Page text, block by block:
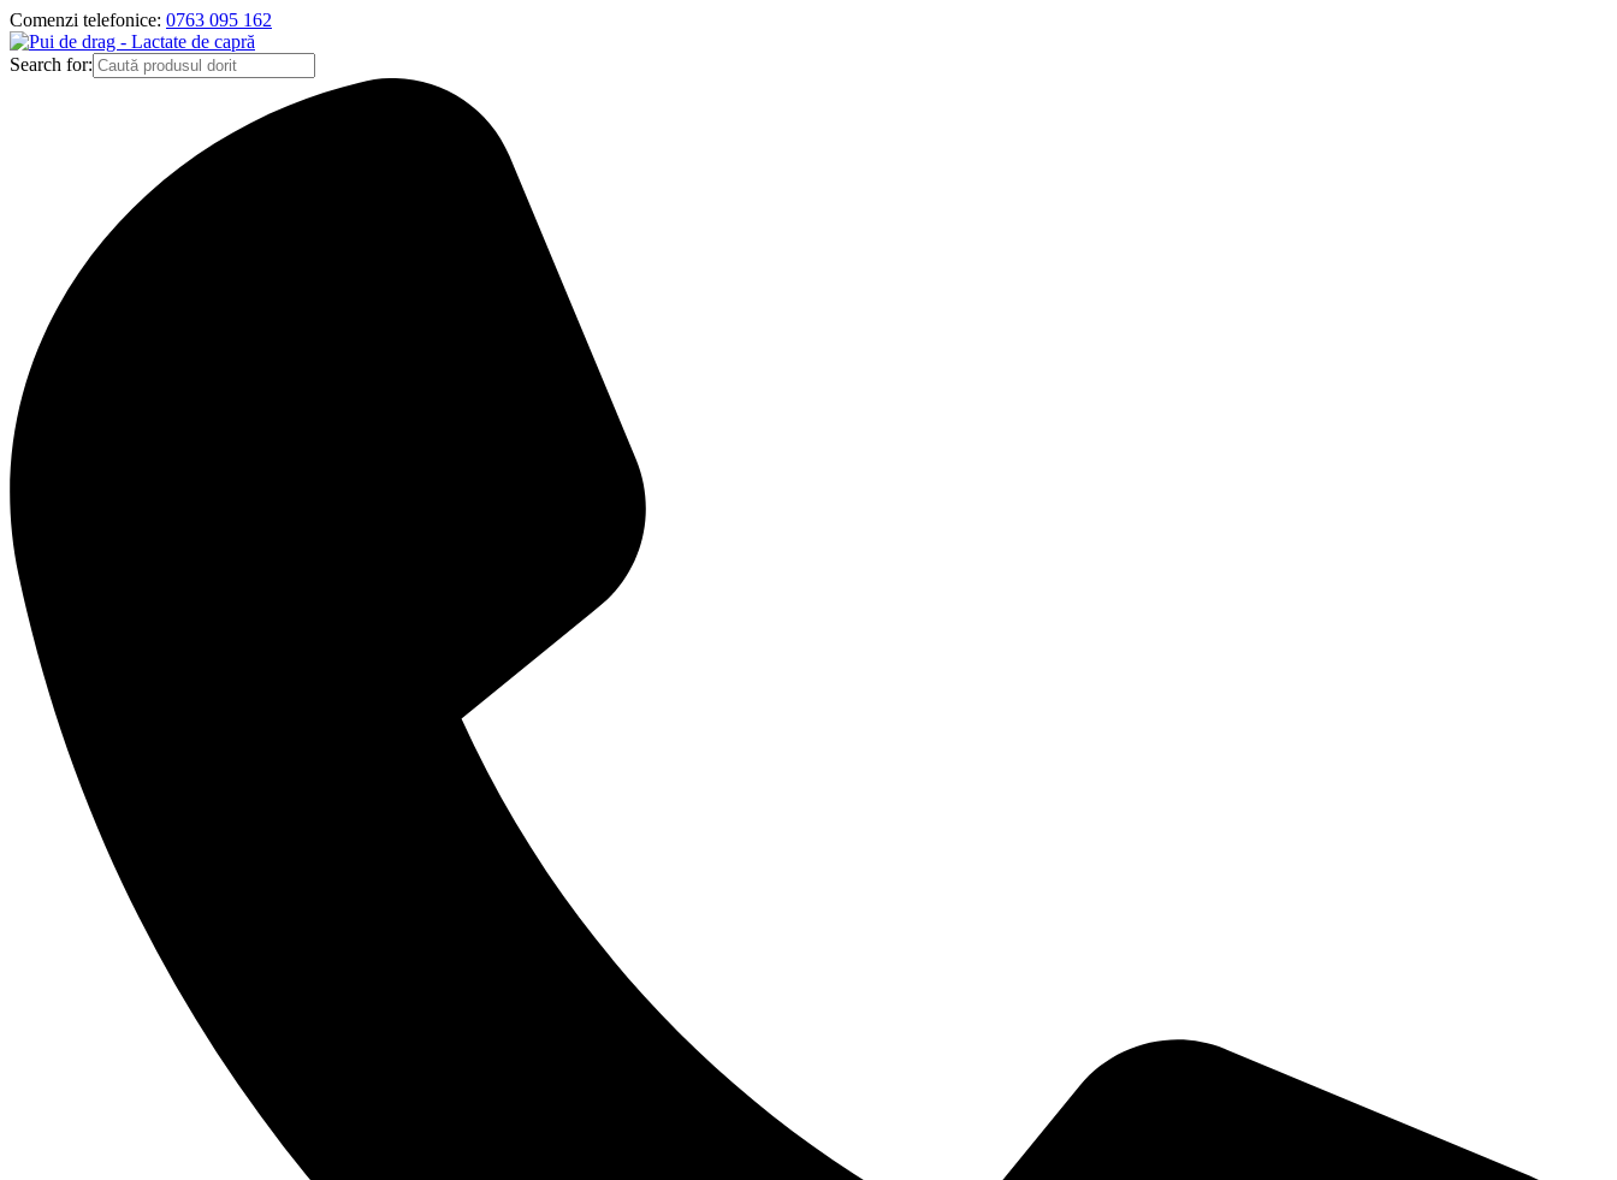
Comenzi telefonice: 0763 095 162
Search for: